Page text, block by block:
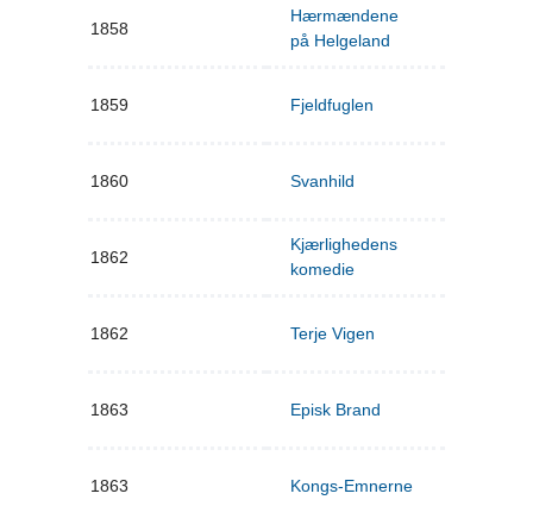
1858
Hærmændene
på Helgeland
1859 Fjeldfuglen
1860 Svanhild
1862
Kjærlighedens
komedie
1862 Terje Vigen
1863 Episk Brand
1863 Kongs-Emnerne